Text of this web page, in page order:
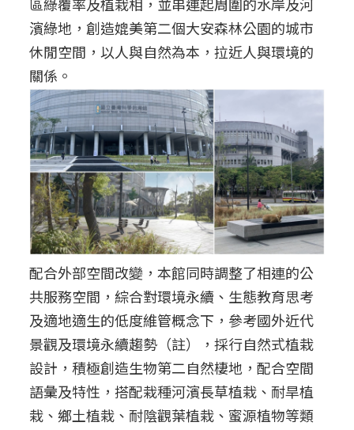
區綠覆率及植栽相，並串連起周圍的水岸及河
濱綠地，創造媲美第二個大安森林公園的城市
休閒空間，以人與自然為本，拉近人與環境的
關係。
配合外部空間改變，本館同時調整了相連的公
共服務空間，綜合對環境永續、生態教育思考
及適地適生的低度維管概念下，參考國外近代
景觀及環境永續趨勢（註），採行自然式植栽
設計，積極創造生物第二自然棲地，配合空間
語彙及特性，搭配栽種河濱長草植栽、耐旱植
栽、鄉土植栽、耐陰觀葉植栽、蜜源植物等類